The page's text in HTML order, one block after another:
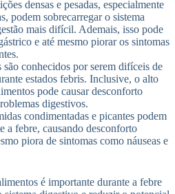
densas e pesadas, especialmente
podem sobrecarregar o sistema
mais difícil. Ademais, isso pode
e até mesmo piorar os sintomas
conhecidos por serem difíceis de
estados febris. Inclusive, o alto
pode causar desconforto
digestivos.
condimentadas e picantes podem
a febre, causando desconforto
piora de sintomas como náuseas e
é importante durante a febre